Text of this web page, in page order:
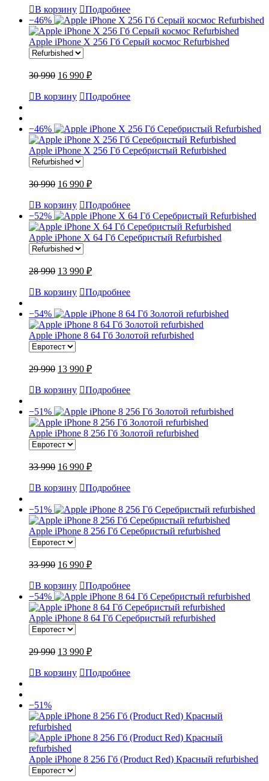
В корзину
Подробнее
−46%
Apple iPhone X 256 Гб Серый космос Refurbished
30 990 16 990 ₽
В корзину Подробнее
−46%
Apple iPhone X 256 Гб Серебристый Refurbished
30 990 16 990 ₽
В корзину
Подробнее
−52%
Apple iPhone X 64 Гб Серебристый Refurbished
28 990 13 990 ₽
В корзину Подробнее
−54%
Apple iPhone 8 64 Гб Золотой refurbished
29 990 13 990 ₽
В корзину Подробнее
−51%
Apple iPhone 8 256 Гб Золотой refurbished
33 990 16 990 ₽
В корзину Подробнее
−51%
Apple iPhone 8 256 Гб Серебристый refurbished
33 990 16 990 ₽
В корзину
Подробнее
−54%
Apple iPhone 8 64 Гб Серебристый refurbished
29 990 13 990 ₽
В корзину Подробнее
−51%
Apple iPhone 8 256 Гб (Product Red) Красный refurbished